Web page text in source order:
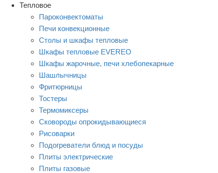
Тепловое
Пароконвектоматы
Печи конвекционные
Столы и шкафы тепловые
Шкафы тепловые EVEREO
Шкафы жарочные, печи хлебопекарные
Шашлычницы
Фритюрницы
Тостеры
Термомиксеры
Сковороды опрокидывающиеся
Рисоварки
Подогреватели блюд и посуды
Плиты электрические
Плиты газовые